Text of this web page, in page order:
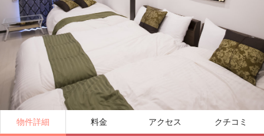
物件詳細 料金 アクセス クチコミ